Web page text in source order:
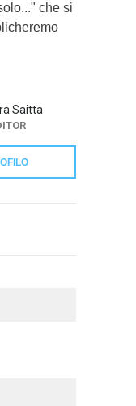
che si
Saitta